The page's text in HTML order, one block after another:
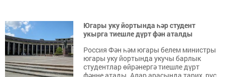
Югары уку йортында һәр студент
укырга тиешле дүрт фән аталды
Россия Фән һәм югары белем министры
югары уку йортында укучы барлык
студентлар өйрәнергә тиешле дүрт